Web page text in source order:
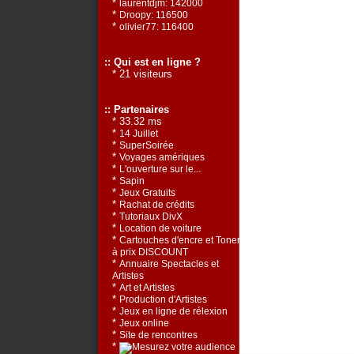
* laurentdjm: 142000
* Droopy: 116500
* olivier77: 116400
:: Qui est en ligne ?
* 21 visiteurs
:: Partenaires
* 33.32 ms
* 14 Juillet
* SuperSoirée
* Voyages amériques
* L'ouverture sur le...
* Sapin
* Jeux Gratuits
* Rachat de crédits
* Tutoriaux DivX
* Location de voiture
* Cartouches d'encre et Toners
à prix DISCOUNT
* Annuaire Spectacles et
Artistes
* Art et Artistes
* Production d'Artistes
* Jeux en ligne de rélexion
* Jeux online
* Site de rencontres
*